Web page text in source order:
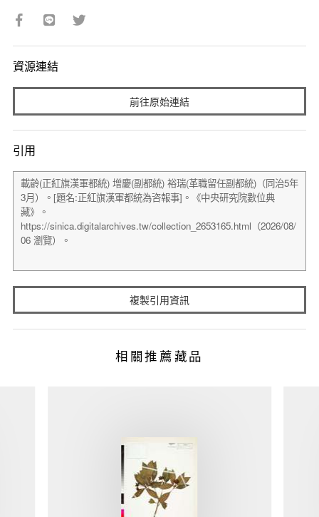
資源連結
前往原始連結
引用
複製引用資訊
相關推薦藏品